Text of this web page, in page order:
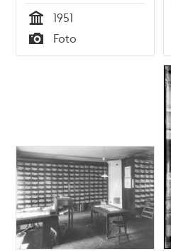
bakgrunden
Tid
1951
Typ
Foto